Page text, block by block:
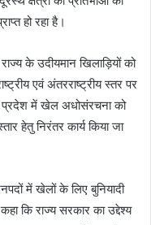
हो रहा है।
के उदीयमान खिलाड़ियों को
एवं अंतरराष्ट्रीय स्तर पर
प्रदेश में खेल अधोसंरचना को
हेतु निरंतर कार्य किया जा
में खेलों के लिए बुनियादी
कि राज्य सरकार का उद्देश्य